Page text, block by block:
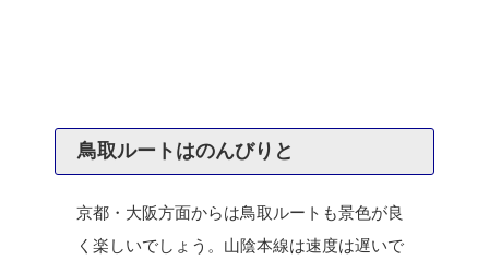
鳥取ルートはのんびりと
京都・大阪方面からは鳥取ルートも景色が良
く楽しいでしょう。山陰本線は速度は遅いで